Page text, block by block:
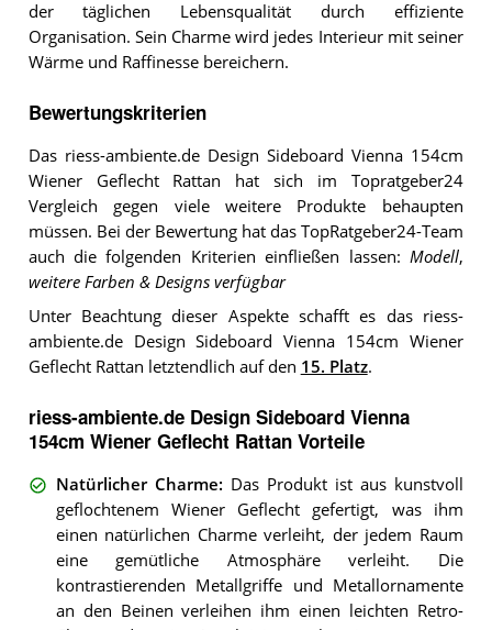
der täglichen Lebensqualität durch effiziente
Organisation. Sein Charme wird jedes Interieur mit seiner
Wärme und Raffinesse bereichern.
Bewertungskriterien
Das riess-ambiente.de Design Sideboard Vienna 154cm
Wiener Geflecht Rattan hat sich im Topratgeber24
Vergleich gegen viele weitere Produkte behaupten
müssen. Bei der Bewertung hat das TopRatgeber24-Team
auch die folgenden Kriterien einfließen lassen: Modell,
weitere Farben & Designs verfügbar
Unter Beachtung dieser Aspekte schafft es das riess-
ambiente.de Design Sideboard Vienna 154cm Wiener
Geflecht Rattan letztendlich auf den 15. Platz.
riess-ambiente.de Design Sideboard Vienna
154cm Wiener Geflecht Rattan Vorteile
Natürlicher Charme: Das Produkt ist aus kunstvoll
geflochtenem Wiener Geflecht gefertigt, was ihm
einen natürlichen Charme verleiht, der jedem Raum
eine gemütliche Atmosphäre verleiht. Die
kontrastierenden Metallgriffe und Metallornamente
an den Beinen verleihen ihm einen leichten Retro-